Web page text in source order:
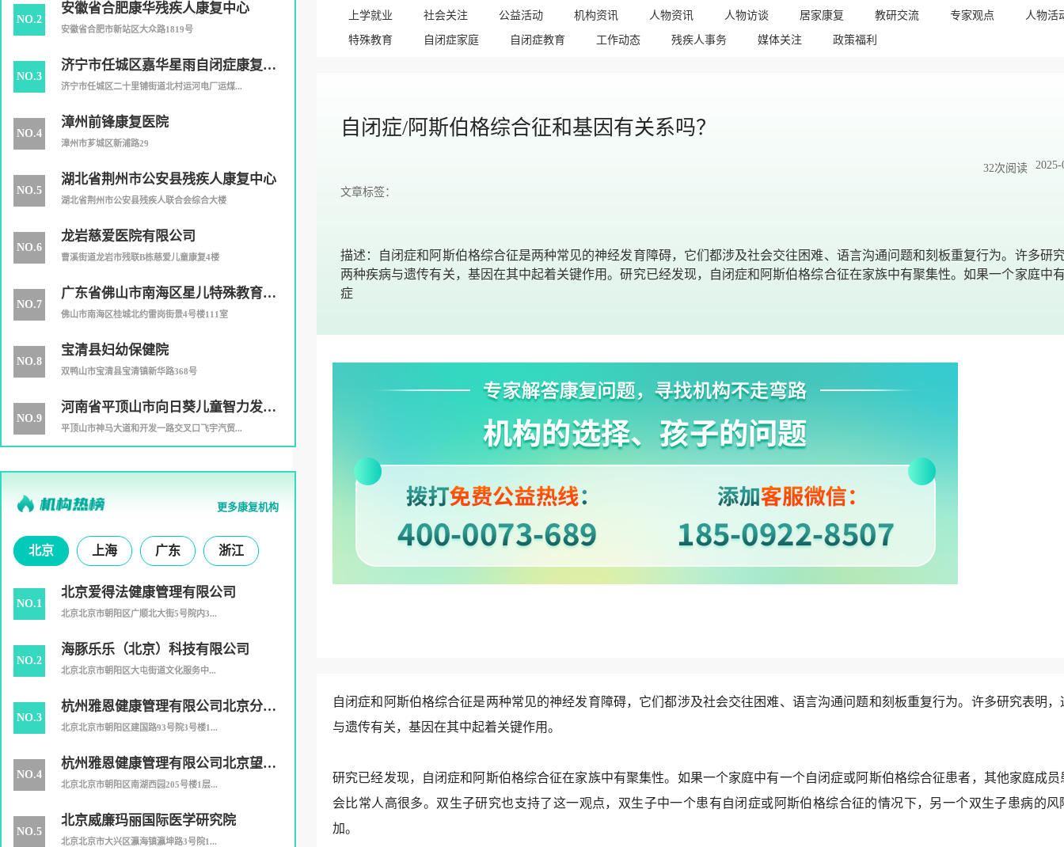
NO.2
安徽省合肥康华残疾人康复中心
安徽省合肥市新站区大众路1819号
NO.3
济宁市任城区嘉华星雨自闭症康复中
心
济宁市任城区二十里铺街道北村运河电厂运煤...
NO.4
漳州前锋康复医院
漳州市芗城区新浦路29
NO.5
湖北省荆州市公安县残疾人康复中心
湖北省荆州市公安县残疾人联合会综合大楼
NO.6
龙岩慈爱医院有限公司
曹溪街道龙岩市残联B栋慈爱儿童康复4楼
NO.7
广东省佛山市南海区星儿特殊教育培
训中心
佛山市南海区桂城北约雷岗街景4号楼111室
NO.8
宝清县妇幼保健院
双鸭山市宝清县宝清镇新华路368号
NO.9
河南省平顶山市向日葵儿童智力发展
中心
平顶山市神马大道和开发一路交叉口飞宇汽贸...
更多康复机构
北京 上海 广东 浙江
NO.1
北京爱得法健康管理有限公司
北京北京市朝阳区广顺北大街5号院内3...
NO.2
海豚乐乐（北京）科技有限公司
北京北京市朝阳区大屯街道文化服务中...
NO.3
杭州雅恩健康管理有限公司北京分公
司
北京北京市朝阳区建国路93号院3号楼1...
NO.4
杭州雅恩健康管理有限公司北京望京
分公司
北京北京市朝阳区南湖西园205号楼1层...
NO.5
北京威廉玛丽国际医学研究院
北京北京市大兴区瀛海镇瀛坤路3号院1...
上学就业 社会关注 公益活动 机构资讯 人物资讯 人物访谈 居家康复 教研交流 专家观点 人物活
特殊教育 自闭症家庭 自闭症教育 工作动态 残疾人事务 媒体关注 政策福利
自闭症/阿斯伯格综合征和基因有关系吗？
2025-
32次阅读
文章标签：
描述：自闭症和阿斯伯格综合征是两种常见的神经发育障碍，它们都涉及社会交往困难、语言沟通问题和刻板重复行为。许多研
两种疾病与遗传有关，基因在其中起着关键作用。研究已经发现，自闭症和阿斯伯格综合征在家族中有聚集性。如果一个家庭中
症
自闭症和阿斯伯格综合征是两种常见的神经发育障碍，它们都涉及社会交往困难、语言沟通问题和刻板重复行为。许多研究表明，
与遗传有关，基因在其中起着关键作用。
研究已经发现，自闭症和阿斯伯格综合征在家族中有聚集性。如果一个家庭中有一个自闭症或阿斯伯格综合征患者，其他家庭成员
会比常人高很多。双生子研究也支持了这一观点，双生子中一个患有自闭症或阿斯伯格综合征的情况下，另一个双生子患病的风
加。